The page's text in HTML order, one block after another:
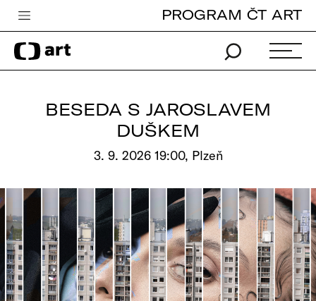
Česká televize
Zpravodajství
Vše o ČT
PROGRAM ČT ART
BESEDA S JAROSLAVEM
DUŠKEM
3. 9. 2026 19:00, Plzeň